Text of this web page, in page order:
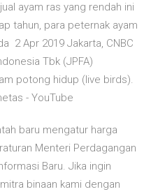
ayam ras yang rendah ini
tahun, para peternak ayam
2 Apr 2019 Jakarta, CNBC
Tbk (JPFA)
potong hidup (live birds).
- YouTube
baru mengatur harga
Menteri Perdagangan
Baru. Jika ingin
binaan kami dengan